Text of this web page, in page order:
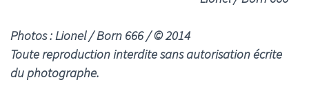
Photos : Lionel / Born 666 / © 2014
Toute reproduction interdite sans autorisation écrite
du photographe.